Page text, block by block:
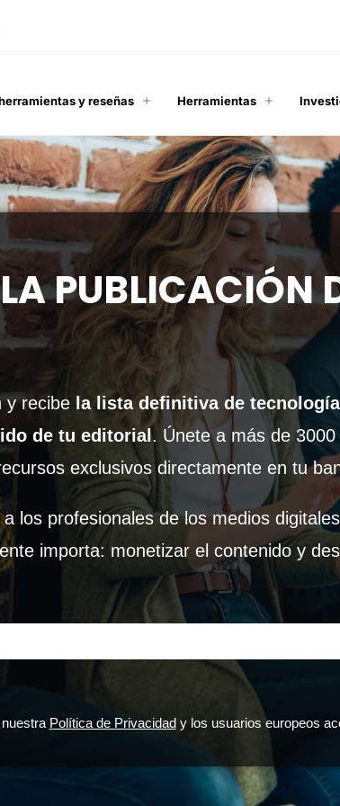
y reseñas Herramientas
PUBLICACIÓN
y recibe la lista definitiva de
de tu editorial. Únete a más de
exclusivos directamente en tu
los profesionales de los medios
importa: monetizar el contenido y
Política de Privacidad y los usuarios europeos